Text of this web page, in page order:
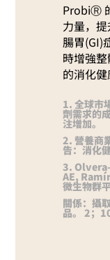
ProbiⓇ
力量，
腸胃(GI)
時增強
的消化健
1. 全球市
劑需求的
注增加。
2. 營養商
告：消化
3.
AE,
微生物群
關係：攝
品。 2；